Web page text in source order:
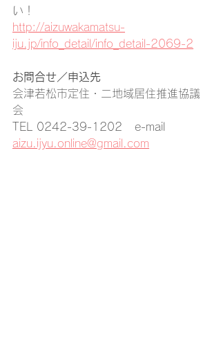
い！
http://aizuwakamatsu-
iju.jp/info_detail/info_detail-2069-2
お問合せ／申込先
会津若松市定住・二地域居住推進協議
会
TEL 0242-39-1202   e-mail
aizu.ijyu.online@gmail.com